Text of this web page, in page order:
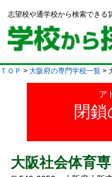
志望校や通学校から検索できる
ＴＯＰ > 大阪府の専門学校一覧 >
ア
閉
大阪社会体育